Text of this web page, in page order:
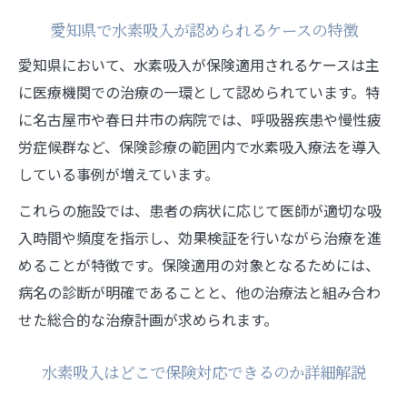
点
水素吸入の保険利用で知っておきたい保障
内容
名古屋や春日井の水素吸入施設での安全管
理
水素吸入のクリニック選びで見るべき信頼
性
保険適用の水素吸入で費用を抑えるコツ
水素吸入のよくある疑問と実際の費用感
水素吸入の料金体系と実際の支払いイメー
ジ
愛知県で水素吸入が認められるケースの特徴
愛知県において、水素吸入が保険適用されるケースは主
に医療機関での治療の一環として認められています。特
に名古屋市や春日井市の病院では、呼吸器疾患や慢性疲
労症候群など、保険診療の範囲内で水素吸入療法を導入
している事例が増えています。
これらの施設では、患者の病状に応じて医師が適切な吸
入時間や頻度を指示し、効果検証を行いながら治療を進
めることが特徴です。保険適用の対象となるためには、
病名の診断が明確であることと、他の治療法と組み合わ
せた総合的な治療計画が求められます。
水素吸入はどこで保険対応できるのか詳細解説